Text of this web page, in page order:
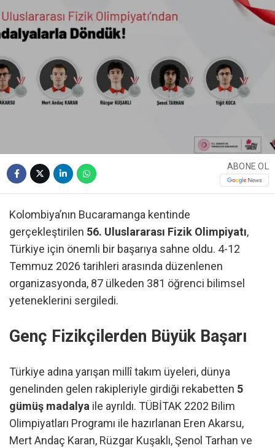
ABONE OL
Kolombiya’nın Bucaramanga kentinde
gerçekleştirilen 56. Uluslararası Fizik Olimpiyatı,
Türkiye için önemli bir başarıya sahne oldu. 4-12
Temmuz 2026 tarihleri arasında düzenlenen
organizasyonda, 87 ülkeden 381 öğrenci bilimsel
yeteneklerini sergiledi.
Genç Fizikçilerden Büyük Başarı
Türkiye adına yarışan millî takım üyeleri, dünya
genelinden gelen rakipleriyle girdiği rekabetten 5
gümüş madalya ile ayrıldı. TÜBİTAK 2202 Bilim
Olimpiyatları Programı ile hazırlanan Eren Akarsu,
Mert Andaç Karan, Rüzgar Kuşaklı, Şenol Tarhan ve